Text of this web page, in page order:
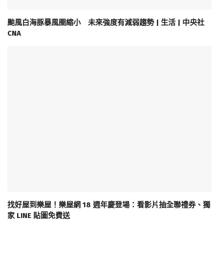
颱風白海豚暴風圈縮小 未來強度有減弱趨勢 | 生活 | 中央社
CNA
找好屋到樂屋！樂屋網 18 週年慶登場：看影片抽全聯禮券、獨
家 LINE 貼圖免費送